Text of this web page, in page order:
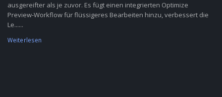
ausgereifter als je zuvor. Es fügt einen integrierten Optimize
Preview-Workflow für flüssigeres Bearbeiten hinzu, verbessert die
Le......
Weiterlesen